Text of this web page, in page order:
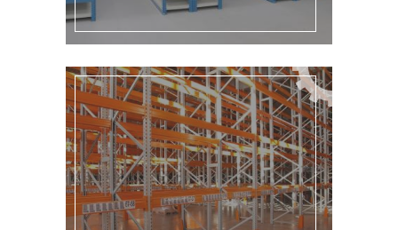
Подробнее